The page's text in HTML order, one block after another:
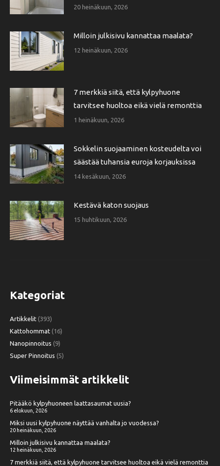
20 heinäkuun, 2026
Milloin julkisivu kannattaa maalata?
12 heinäkuun, 2026
7 merkkiä siitä, että kylpyhuone
tarvitsee huoltoa eikä vielä remonttia
1 heinäkuun, 2026
Sokkelin suojaaminen kosteudelta voi
säästää tuhansia euroja korjauksissa
14 kesäkuun, 2026
Kestävä katon suojaus
15 huhtikuun, 2026
Kategoriat
Artikkelit (393)
Kattohommat (16)
Nanopinnoitus (9)
Super Pinnoitus (5)
Viimeisimmät artikkelit
Pitääkö kylpyhuoneen laattasaumat uusia?
6 elokuun, 2026
Miksi uusi kylpyhuone näyttää vanhalta jo vuodessa?
20 heinäkuun, 2026
Milloin julkisivu kannattaa maalata?
12 heinäkuun, 2026
7 merkkiä siitä, että kylpyhuone tarvitsee huoltoa eikä vielä remonttia